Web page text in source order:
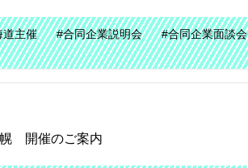
道主催 #合同企業説明会 #合同企業面談会
幌 開催のご案内